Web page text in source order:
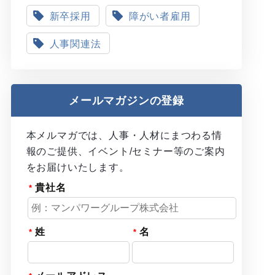
新卒採用 障がい者雇用
人事関連法
メールマガジンの登録
本メルマガでは、人事・人材にまつわる情
報のご提供、イベント/セミナー等のご案内
をお届けいたします。
貴社名
姓 名